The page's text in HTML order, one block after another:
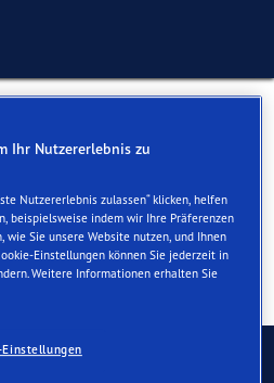
Ihr Nutzererlebnis zu
Nutzererlebnis zulassen“ klicken, helfen
beispielsweise indem wir Ihre Präferenzen
wie Sie unsere Website nutzen, und Ihnen
Einstellungen können Sie jederzeit in
Weitere Informationen erhalten Sie
Einstellungen